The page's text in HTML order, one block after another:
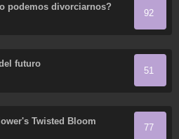
podemos divorciarnos?
92
futuro
51
Twisted Bloom
77